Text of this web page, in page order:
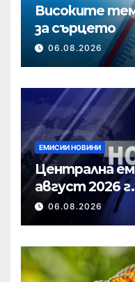
Високите
за сърцето
06.08.2026
ЕМИСИИ НОВИНИ
Централна
август 2026 г.
06.08.2026